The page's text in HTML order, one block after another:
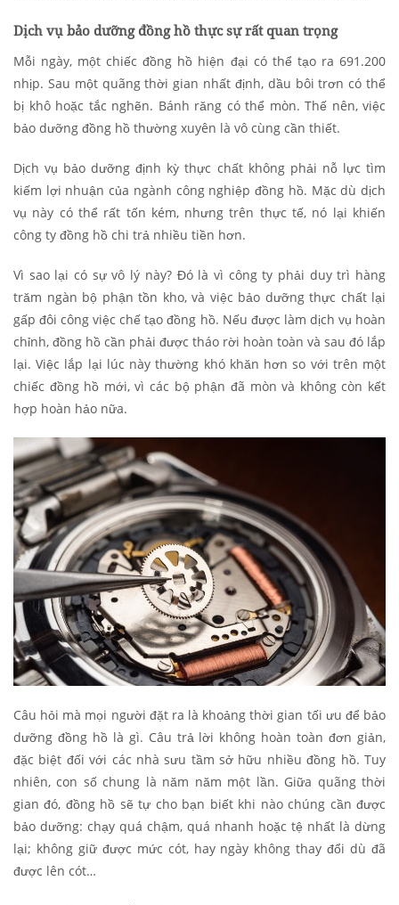
Dịch vụ bảo dưỡng đồng hồ thực sự rất quan trọng
Mỗi ngày, một chiếc đồng hồ hiện đại có thể tạo ra 691.200
nhịp. Sau một quãng thời gian nhất định, dầu bôi trơn có thể
bị khô hoặc tắc nghẽn. Bánh răng có thể mòn. Thế nên, việc
bảo dưỡng đồng hồ thường xuyên là vô cùng cần thiết.
Dịch vụ bảo dưỡng định kỳ thực chất không phải nỗ lực tìm
kiếm lợi nhuận của ngành công nghiệp đồng hồ. Mặc dù dịch
vụ này có thể rất tốn kém, nhưng trên thực tế, nó lại khiến
công ty đồng hồ chi trả nhiều tiền hơn.
Vì sao lại có sự vô lý này? Đó là vì công ty phải duy trì hàng
trăm ngàn bộ phận tồn kho, và việc bảo dưỡng thực chất lại
gấp đôi công việc chế tạo đồng hồ. Nếu được làm dịch vụ hoàn
chỉnh, đồng hồ cần phải được tháo rời hoàn toàn và sau đó lắp
lại. Việc lắp lại lúc này thường khó khăn hơn so với trên một
chiếc đồng hồ mới, vì các bộ phận đã mòn và không còn kết
hợp hoàn hảo nữa.
Câu hỏi mà mọi người đặt ra là khoảng thời gian tối ưu để bảo
dưỡng đồng hồ là gì. Câu trả lời không hoàn toàn đơn giản,
đặc biệt đối với các nhà sưu tầm sở hữu nhiều đồng hồ. Tuy
nhiên, con số chung là năm năm một lần. Giữa quãng thời
gian đó, đồng hồ sẽ tự cho bạn biết khi nào chúng cần được
bảo dưỡng: chạy quá chậm, quá nhanh hoặc tệ nhất là dừng
lại; không giữ được mức cót, hay ngày không thay đổi dù đã
được lên cót…